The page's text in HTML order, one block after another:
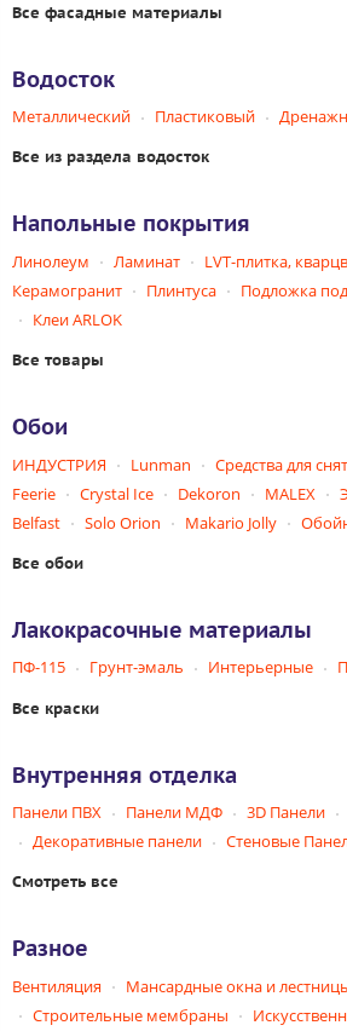
Все фасадные материалы
Водосток
Металлический Пластиковый
Все из раздела водосток
Напольные покрытия
Линолеум Ламинат
LVT-плитка,
Керамогранит
Плинтуса
Подложка
Клеи ARLOK
Все товары
Обои
ИНДУСТРИЯ Lunman Средства для
Feerie
Crystal Ice Dekoron MALEX
Belfast
Solo Orion Makario Jolly
Все обои
Лакокрасочные материалы
ПФ-115 Грунт-эмаль Интерьерные
Все краски
Внутренняя отделка
Панели ПВХ Панели МДФ 3D Панели
Декоративные панели
Стеновые
Смотреть все
Разное
Вентиляция Мансардные окна и
Строительные мембраны